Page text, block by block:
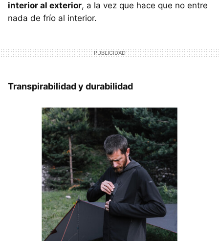
interior al exterior, a la vez que hace que no entre
nada de frío al interior.
Transpirabilidad y durabilidad